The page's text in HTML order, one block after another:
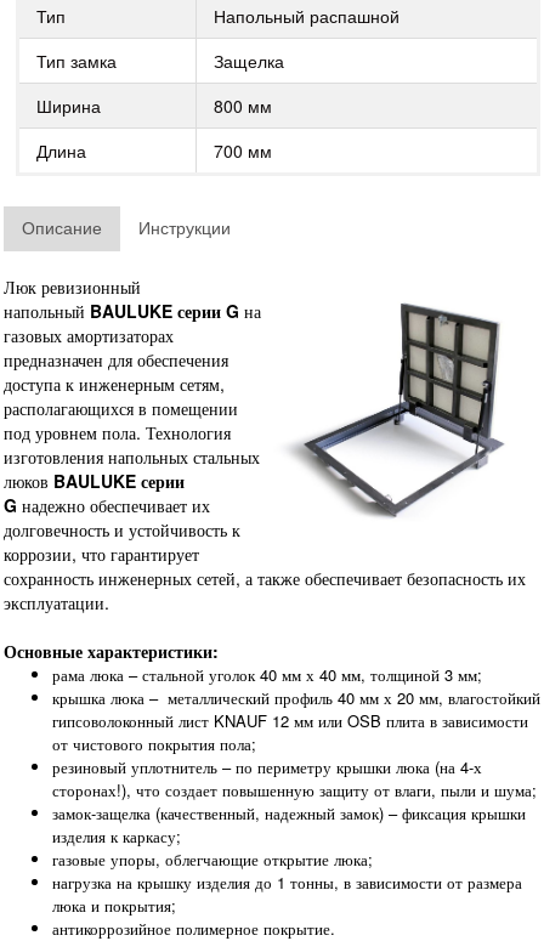
Тип
Напольный распашной
Тип замка
Защелка
Ширина
800 мм
Длина
700 мм
Описание Инструкции
Люк ревизионный
напольный BAULUKE серии G на
газовых амортизаторах
предназначен для обеспечения
доступа к инженерным сетям,
располагающихся в помещении
под уровнем пола. Технология
изготовления напольных стальных
люков BAULUKE серии
G надежно обеспечивает их
долговечность и устойчивость к
коррозии, что гарантирует
сохранность инженерных сетей, а также обеспечивает безопасность их
эксплуатации.
Основные характеристики:
рама люка – стальной уголок 40 мм х 40 мм, толщиной 3 мм;
крышка люка – металлический профиль 40 мм х 20 мм, влагостойкий
гипсоволоконный лист KNAUF 12 мм или OSB плита в зависимости
от чистового покрытия пола;
резиновый уплотнитель – по периметру крышки люка (на 4-х
сторонах!), что создает повышенную защиту от влаги, пыли и шума;
замок-защелка (качественный, надежный замок) – фиксация крышки
изделия к каркасу;
газовые упоры, облегчающие открытие люка;
нагрузка на крышку изделия до 1 тонны, в зависимости от размера
люка и покрытия;
антикоррозийное полимерное покрытие.